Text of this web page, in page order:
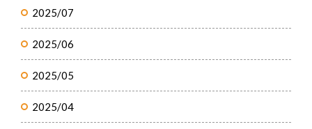
2025/07
2025/06
2025/05
2025/04